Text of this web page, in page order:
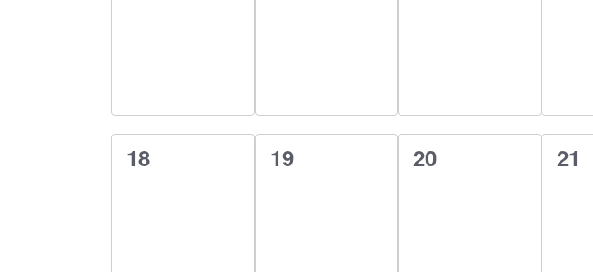
0
18
0
19
0
20
0
21